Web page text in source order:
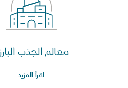
معالم الجذب
اقرأ المزيد